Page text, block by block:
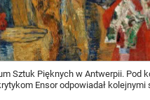
Sztuk Pięknych w Antwerpii. Pod
Ensor odpowiadał